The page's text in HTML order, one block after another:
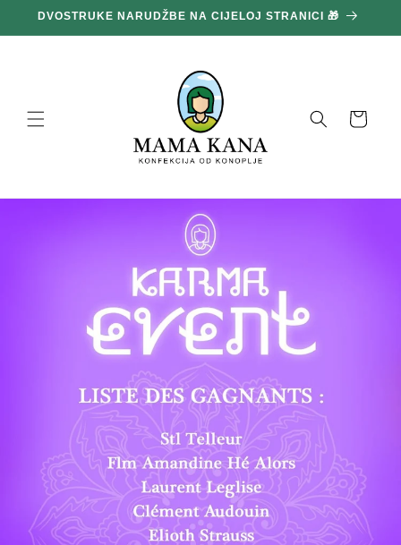
na
sadržaj
DVOSTRUKE NARUDŽBE NA CIJELOJ STRANICI 🎁
Košara